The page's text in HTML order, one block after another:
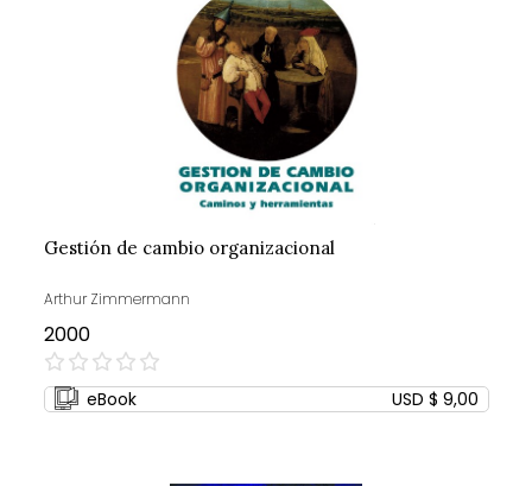
Gestión de cambio organizacional
Arthur Zimmermann
2000
0%
eBook USD $ 9,00